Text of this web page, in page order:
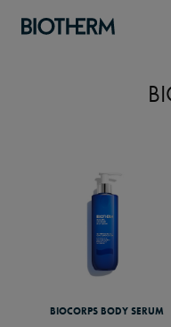
BIOCORPS BODY SERUM